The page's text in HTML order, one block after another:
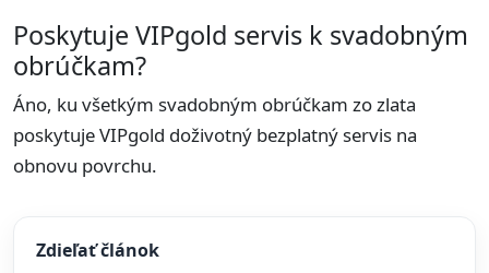
Poskytuje VIPgold servis k svadobným
obrúčkam?
Áno, ku všetkým svadobným obrúčkam zo zlata
poskytuje VIPgold doživotný bezplatný servis na
obnovu povrchu.
Zdieľať článok